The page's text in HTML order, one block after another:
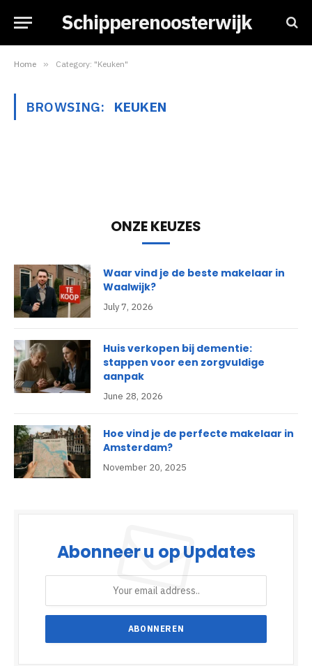
Schipperenoosterwijk
Home » Category: "Keuken"
BROWSING: KEUKEN
ONZE KEUZES
Waar vind je de beste makelaar in
Waalwijk?
July 7, 2026
Huis verkopen bij dementie:
stappen voor een zorgvuldige
aanpak
June 28, 2026
Hoe vind je de perfecte makelaar in
Amsterdam?
November 20, 2025
Abonneer u op Updates